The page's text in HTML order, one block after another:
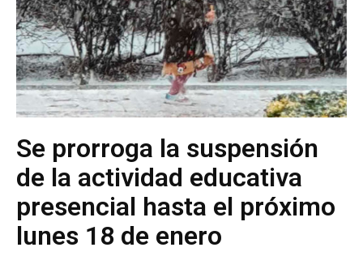
Se prorroga la suspensión
de la actividad educativa
presencial hasta el próximo
lunes 18 de enero